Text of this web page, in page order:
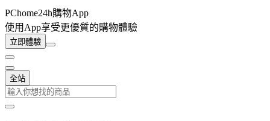
PChome24h購物App
使用App享受更優質的購物體驗
立即體驗
全站